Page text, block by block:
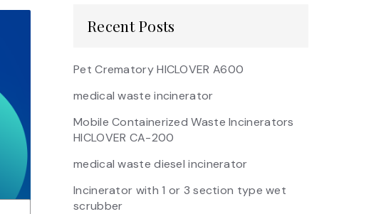
Recent Posts
Pet Crematory HICLOVER A600
medical waste incinerator
Mobile Containerized Waste Incinerators
HICLOVER CA-200
medical waste diesel incinerator
Incinerator with 1 or 3 section type wet
scrubber